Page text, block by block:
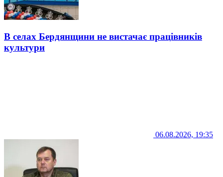
В селах Бердянщини не вистачає працівників
культури
06.08.2026, 19:35